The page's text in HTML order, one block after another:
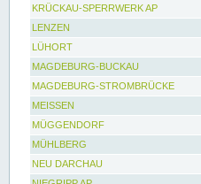
KRÜCKAU-SPERRWERK AP
LENZEN
LÜHORT
MAGDEBURG-BUCKAU
MAGDEBURG-STROMBRÜCKE
MEISSEN
MÜGGENDORF
MÜHLBERG
NEU DARCHAU